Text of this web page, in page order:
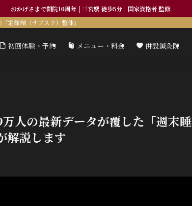
おかげさまで開院10周年 | 三宮駅 徒歩5分 | 国家資格者 監修
定額制（サブスク）整体」
初回体験・予約 メニュー・料金 併設鍼灸院
人の最新データが覆した「週末睡
解説します